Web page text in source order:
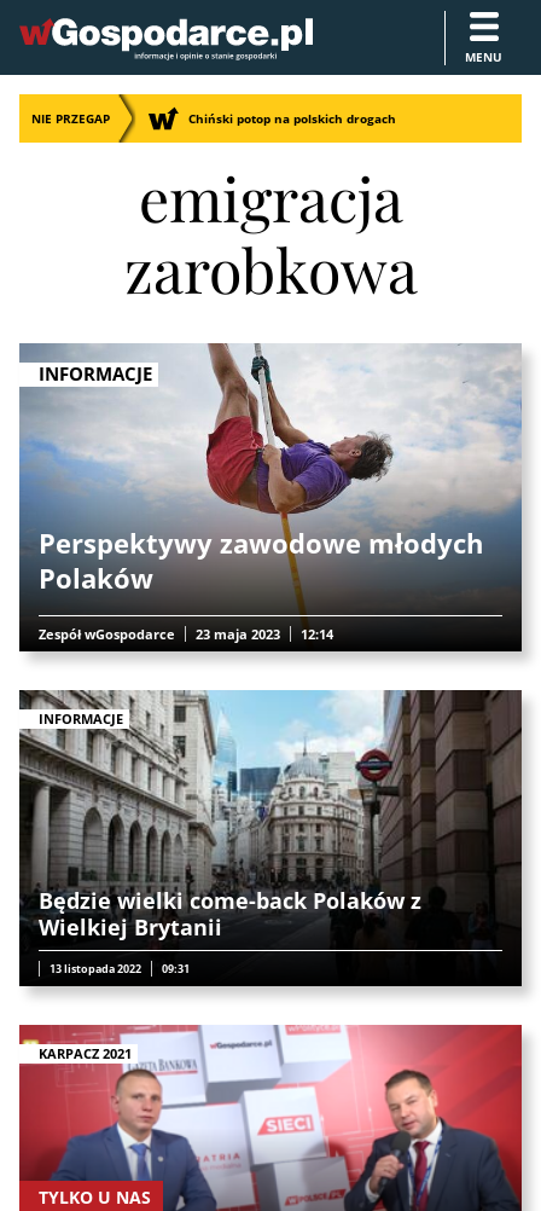
MENU
NIE PRZEGAP Chiński potop na polskich drogach
emigracja
zarobkowa
INFORMACJE
Perspektywy zawodowe młodych
Polaków
Zespół wGospodarce 23 maja 2023 12:14
INFORMACJE
Będzie wielki come-back Polaków z
Wielkiej Brytanii
13 listopada 2022 09:31
KARPACZ 2021
TYLKO U NAS